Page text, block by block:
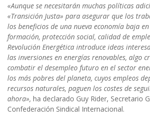
«Aunque se necesitarán muchas políticas
«Transición Justa» para asegurar que los
los beneficios de una nueva economía baja
formación, protección social, calidad de
Revolución Energética introduce ideas
las inversiones en energías renovables, algo
combatir el desempleo futuro en el sector
los más pobres del planeta, cuyos empleos
recursos naturales, paguen los costes de
ahora», ha declarado Guy Rider, Secretario
Confederación Sindical Internacional.